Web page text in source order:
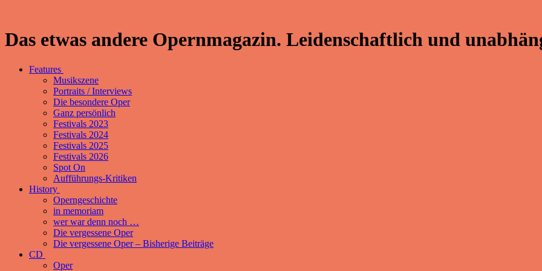
Das etwas andere Opernmagazin. Leidenschaftlich und
Features
Musikszene
Portraits / Interviews
Die besondere Oper
Ganz persönlich
Festivals 2023
Festivals 2024
Festivals 2025
Festivals 2026
Spot On
Aufführungs-Kritiken
History
Operngeschichte
in memoriam
wer war denn noch …
Die vergessene Oper
Die vergessene Oper – Bisherige Beiträge
CD
Oper